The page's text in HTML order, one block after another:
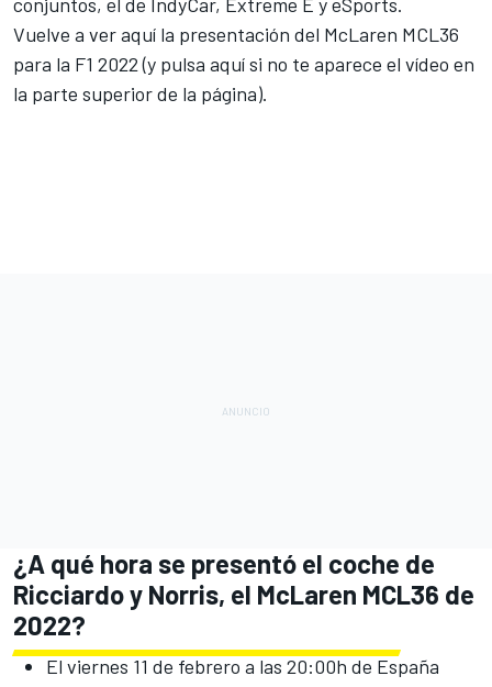
Vuelve a ver aquí la presentación del McLaren MCL36
para la F1 2022 (y pulsa aquí si no te aparece el vídeo en
la parte superior de la página).
¿A qué hora se presentó el coche de
Ricciardo y Norris, el McLaren MCL36 de
2022?
El viernes 11 de febrero a las 20:00h de España